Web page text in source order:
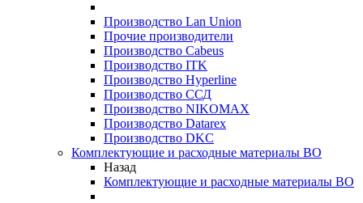
Производство Lan Union
Прочие производители
Производство Cabeus
Производство ITK
Производство Hyperline
Производство ССД
Производство NIKOMAX
Производство Datarex
Производство DKC
Комплектующие и расходные материалы ВО
Назад
Комплектующие и расходные материалы ВО